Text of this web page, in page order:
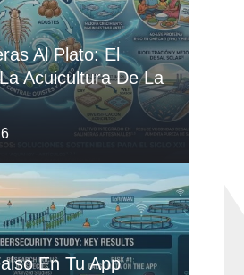
Al Plato: El
Acuicultura De La
En Tu App